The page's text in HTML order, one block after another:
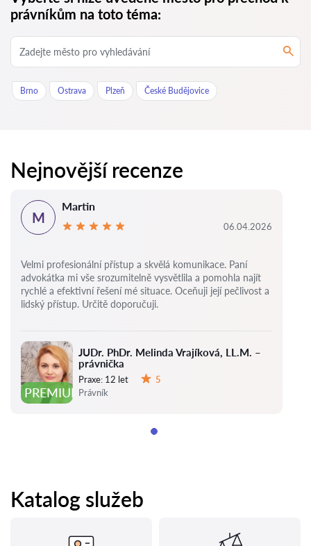
právníkům na toto téma:
Brno Ostrava Plzeň České Budějovice
Nejnovější recenze
PREMIUM
JUDr. PhDr. Melinda Vrajíková, LL.M. –
právnička
Praxe: 12 let
5
Právník
M
Martin
06.04.2026
Velmi profesionální přístup a skvělá komunikace. Paní
advokátka mi vše srozumitelně vysvětlila a pomohla najít
rychlé a efektivní řešení mé situace. Oceňuji její pečlivost a
lidský přístup. Určitě doporučuji.
Katalog služeb